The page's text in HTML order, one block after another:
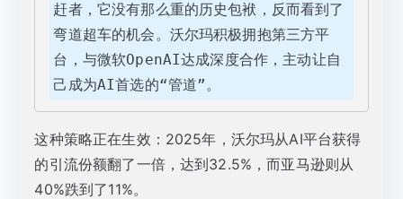
赶者，它没有那么重的历史包袱，反而看到了
弯道超车的机会。沃尔玛积极拥抱第三方平
台，与微软OpenAI达成深度合作，主动让自
己成为AI首选的“管道”。
这种策略正在生效：2025年，沃尔玛从AI平台获得
的引流份额翻了一倍，达到32.5%，而亚马逊则从
40%跌到了11%。